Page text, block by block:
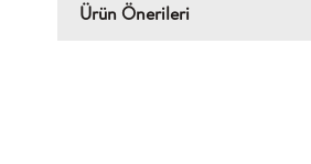
Ürün Önerileri